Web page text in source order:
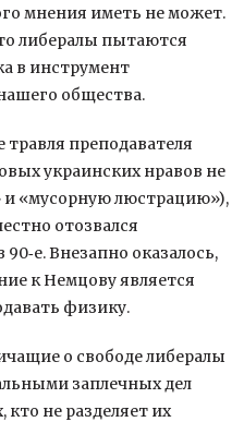
мнения иметь не может.
либералы пытаются
в инструмент
общества.
преподавателя
украинских нравов не
и «мусорную люстрацию»),
отозвался
Внезапно оказалось,
к Немцову является
физику.
о свободе либералы
заплечных дел
не разделяет их